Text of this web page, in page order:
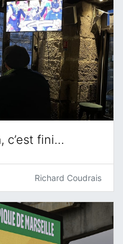
c’est fini…
Richard Coudrais